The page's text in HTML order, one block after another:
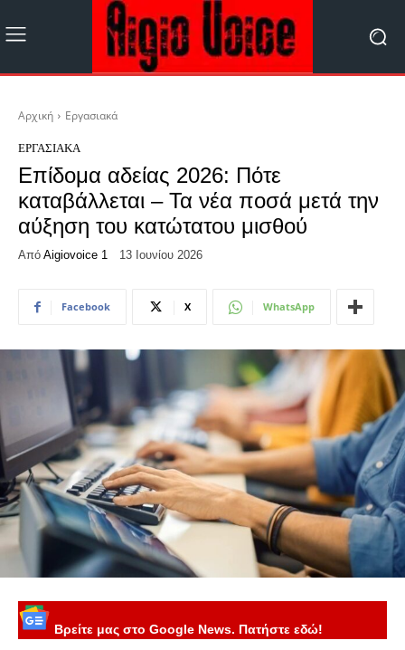
Αρχική Εργασιακά
ΕΡΓΑΣΙΑΚΆ
Επίδομα αδείας 2026: Πότε
καταβάλλεται – Τα νέα ποσά μετά την
αύξηση του κατώτατου μισθού
Από Aigiovoice 1 13 Ιουνίου 2026
Facebook X WhatsApp
Βρείτε μας στο Google News. Πατήστε εδώ!